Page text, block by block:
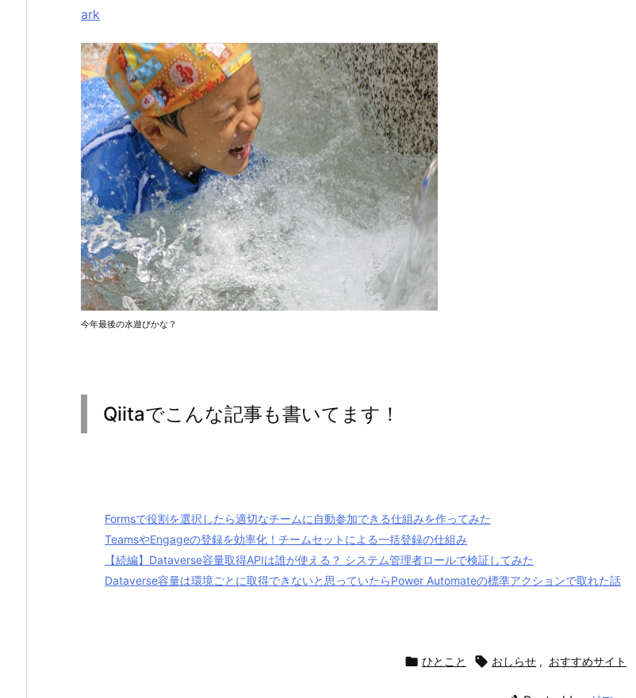
ark
今年最後の水遊びかな？
Qiitaでこんな記事も書いてます！
Formsで役割を選択したら適切なチームに自動参加できる仕組みを作ってみた
TeamsやEngageの登録を効率化！チームセットによる一括登録の仕組み
【続編】Dataverse容量取得APIは誰が使える？ システム管理者ロールで検証してみた
Dataverse容量は環境ごとに取得できないと思っていたらPower Automateの標準アクションで取れた話
 ひとこと  おしらせ , おすすめサイト